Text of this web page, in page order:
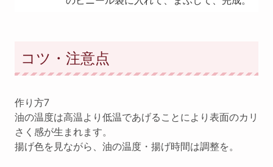
コツ・注意点
作り方7
油の温度は高温より低温であげることにより表面のカリ
さく感が生まれます。
揚げ色を見ながら、油の温度・揚げ時間は調整を。